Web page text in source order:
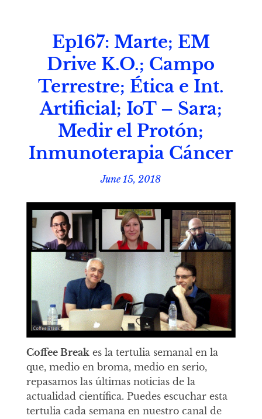
Ep167: Marte; EM
Drive K.O.; Campo
Terrestre; Ética e Int.
Artificial; IoT – Sara;
Medir el Protón;
Inmunoterapia Cáncer
June 15, 2018
Coffee Breakes la tertulia semanal en la
que, medio en broma, medio en serio,
repasamos las últimas noticias de la
actualidad científica. Puedes escuchar esta
tertulia cada semana en nuestro canal de